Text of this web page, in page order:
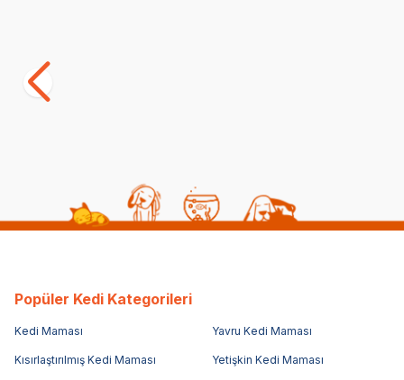
390,00
Popüler Kedi Kategorileri
Kedi Maması Yavru Kedi Maması
Kısırlaştırılmış Kedi Maması Yetişkin Kedi Maması